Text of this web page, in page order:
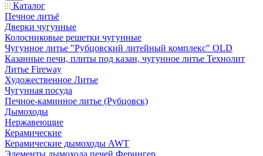
Каталог
Печное литьё
Дверки чугунные
Колосниковые решетки чугунные
Чугунное литье "Рубцовский литейный комплекс" OLD
Казанные печи, плиты под казан, чугунное литье Технолит
Литье Fireway
Художественное Литье
Чугунная посуда
Печное-каминное литье (Рубцовск)
Дымоходы
Нержавеющие
Керамические
Керамические дымоходы AWT
Элементы дымохода печей Ферингер